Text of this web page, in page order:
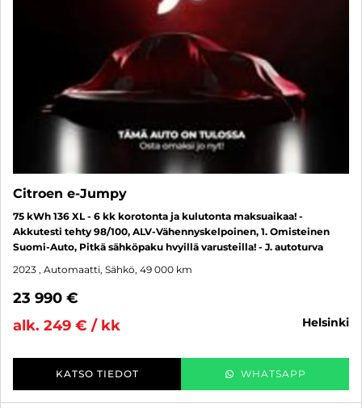
Citroen e-Jumpy
75 kWh 136 XL - 6 kk korotonta ja kulutonta maksuaikaa! -
Akkutesti tehty 98/100, ALV-Vähennyskelpoinen, 1. Omisteinen
Suomi-Auto, Pitkä sähköpaku hvyillä varusteilla! - J. autoturva
2023 , Automaatti, Sähkö, 49 000 km
23 990 €
alk. 249 € / kk
helsinki
KATSO TIEDOT WHATSAPP